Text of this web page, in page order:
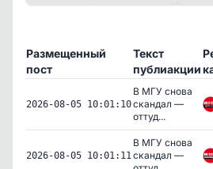
Размещенный
пост
Текст
публиакции
2026-08-05 10:01:10
В МГУ снова
скандал —
оттуд...
2026-08-05 10:01:11
В МГУ снова
скандал —